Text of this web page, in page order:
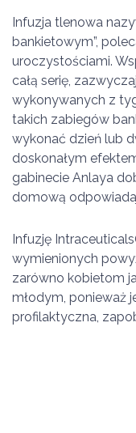
Infuzja tlenowa
bankietowym”,
uroczystościami.
całą serię,
wykonywanych z
takich zabiegów
wykonać dzień lub
doskonałym
gabinecie Anlaya
domową
Infuzję Intraceuticals
wymienionych
zarówno kobietom
młodym, ponieważ
profilaktyczna,